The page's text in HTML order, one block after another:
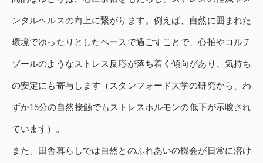
ンタルヘルスの向上に繋がります。例えば、自然に囲まれた
環境でゆったりとしたペースで過ごすことで、心拍やコルチ
ゾールのようなストレス反応が落ち着く傾向があり、気持ち
の安定にも寄与します（スタンフォード大学の研究から、わ
ずか15分の自然接触でもストレスホルモンの低下が示唆され
ています）。
また、田舎暮らしでは自然とのふれあいの機会が日常に溶け